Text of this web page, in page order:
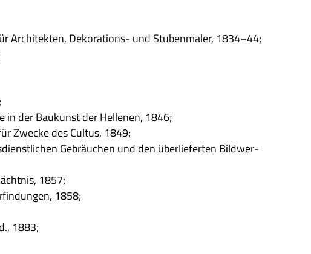
Archi­tek­ten, Deko­ra­ti­ons- und Stu­ben­ma­ler, 1834–44;
in der Bau­kunst der Hel­le­nen, 1846;
Zwecke des Cul­tus, 1849;
Gebräu­chen und den über­lie­fer­ten Bild­wer­
1857;
1858;
1883;